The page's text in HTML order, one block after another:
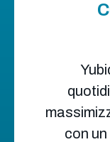
con